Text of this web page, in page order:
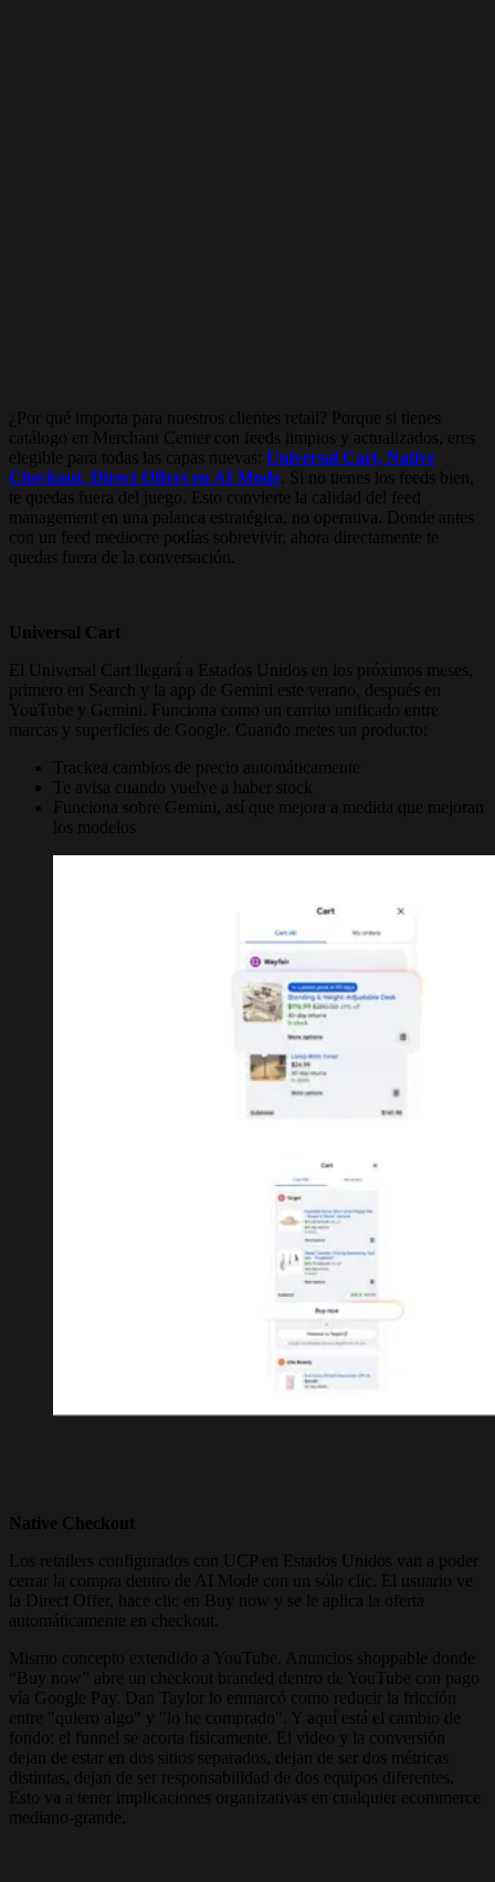
¿Por qué importa para nuestros clientes retail? Porque si tienes
catálogo en Merchant Center con feeds limpios y actualizados, eres
elegible para todas las capas nuevas: Universal Cart, Native
Checkout, Direct Offers en AI Mode . Si no tienes los feeds bien,
te quedas fuera del juego. Esto convierte la calidad del feed
management en una palanca estratégica, no operativa. Donde antes
con un feed mediocre podías sobrevivir, ahora directamente te
quedas fuera de la conversación.
Universal Cart
El Universal Cart llegará a Estados Unidos en los próximos meses,
primero en Search y la app de Gemini este verano, después en
YouTube y Gemini. Funciona como un carrito unificado entre
marcas y superficies de Google. Cuando metes un producto:
Trackea cambios de precio automáticamente
Te avisa cuando vuelve a haber stock
Funciona sobre Gemini, así que mejora a medida que mejoran
los modelos
Native Checkout
Los retailers configurados con UCP en Estados Unidos van a poder
cerrar la compra dentro de AI Mode con un sólo clic. El usuario ve
la Direct Offer, hace clic en Buy now y se le aplica la oferta
automáticamente en checkout.
Mismo concepto extendido a YouTube. Anuncios shoppable donde
“Buy now” abre un checkout branded dentro de YouTube con pago
vía Google Pay. Dan Taylor lo enmarcó como reducir la fricción
entre "quiero algo" y "lo he comprado". Y aquí está el cambio de
fondo: el funnel se acorta físicamente. El video y la conversión
dejan de estar en dos sitios separados, dejan de ser dos métricas
distintas, dejan de ser responsabilidad de dos equipos diferentes.
Esto va a tener implicaciones organizativas en cualquier ecommerce
mediano-grande.